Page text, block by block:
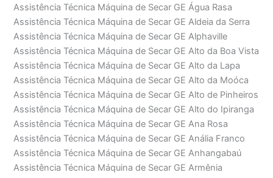
Assistência Técnica Máquina de Secar GE Água Rasa
Assistência Técnica Máquina de Secar GE Aldeia da Serra
Assistência Técnica Máquina de Secar GE Alphaville
Assistência Técnica Máquina de Secar GE Alto da Boa Vista
Assistência Técnica Máquina de Secar GE Alto da Lapa
Assistência Técnica Máquina de Secar GE Alto da Moóca
Assistência Técnica Máquina de Secar GE Alto de Pinheiros
Assistência Técnica Máquina de Secar GE Alto do Ipiranga
Assistência Técnica Máquina de Secar GE Ana Rosa
Assistência Técnica Máquina de Secar GE Anália Franco
Assistência Técnica Máquina de Secar GE Anhangabaú
Assistência Técnica Máquina de Secar GE Armênia